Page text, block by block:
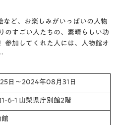
など、お楽しみがいっぱいの人物
のすごい人たちの、素晴らしい功
参加してくれた人には、人物館オ
日～2024年08月31日
6-1 山梨県庁別館2階
館